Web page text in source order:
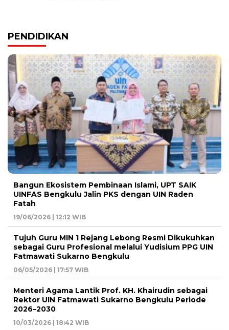
PENDIDIKAN
Bangun Ekosistem Pembinaan Islami, UPT SAIK
UINFAS Bengkulu Jalin PKS dengan UIN Raden
Fatah
19/06/2026 | 12:12 WIB
Tujuh Guru MIN 1 Rejang Lebong Resmi Dikukuhkan
sebagai Guru Profesional melalui Yudisium PPG UIN
Fatmawati Sukarno Bengkulu
06/05/2026 | 17:57 WIB
Menteri Agama Lantik Prof. KH. Khairudin sebagai
Rektor UIN Fatmawati Sukarno Bengkulu Periode
2026–2030
10/03/2026 | 18:42 WIB